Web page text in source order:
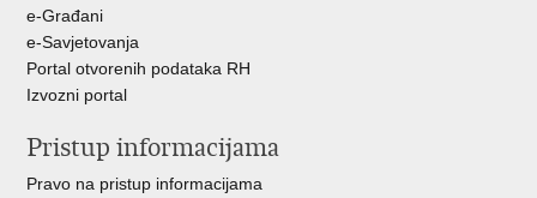
e-Građani
e-Savjetovanja
Portal otvorenih podataka RH
Izvozni portal
Pristup informacijama
Pravo na pristup informacijama